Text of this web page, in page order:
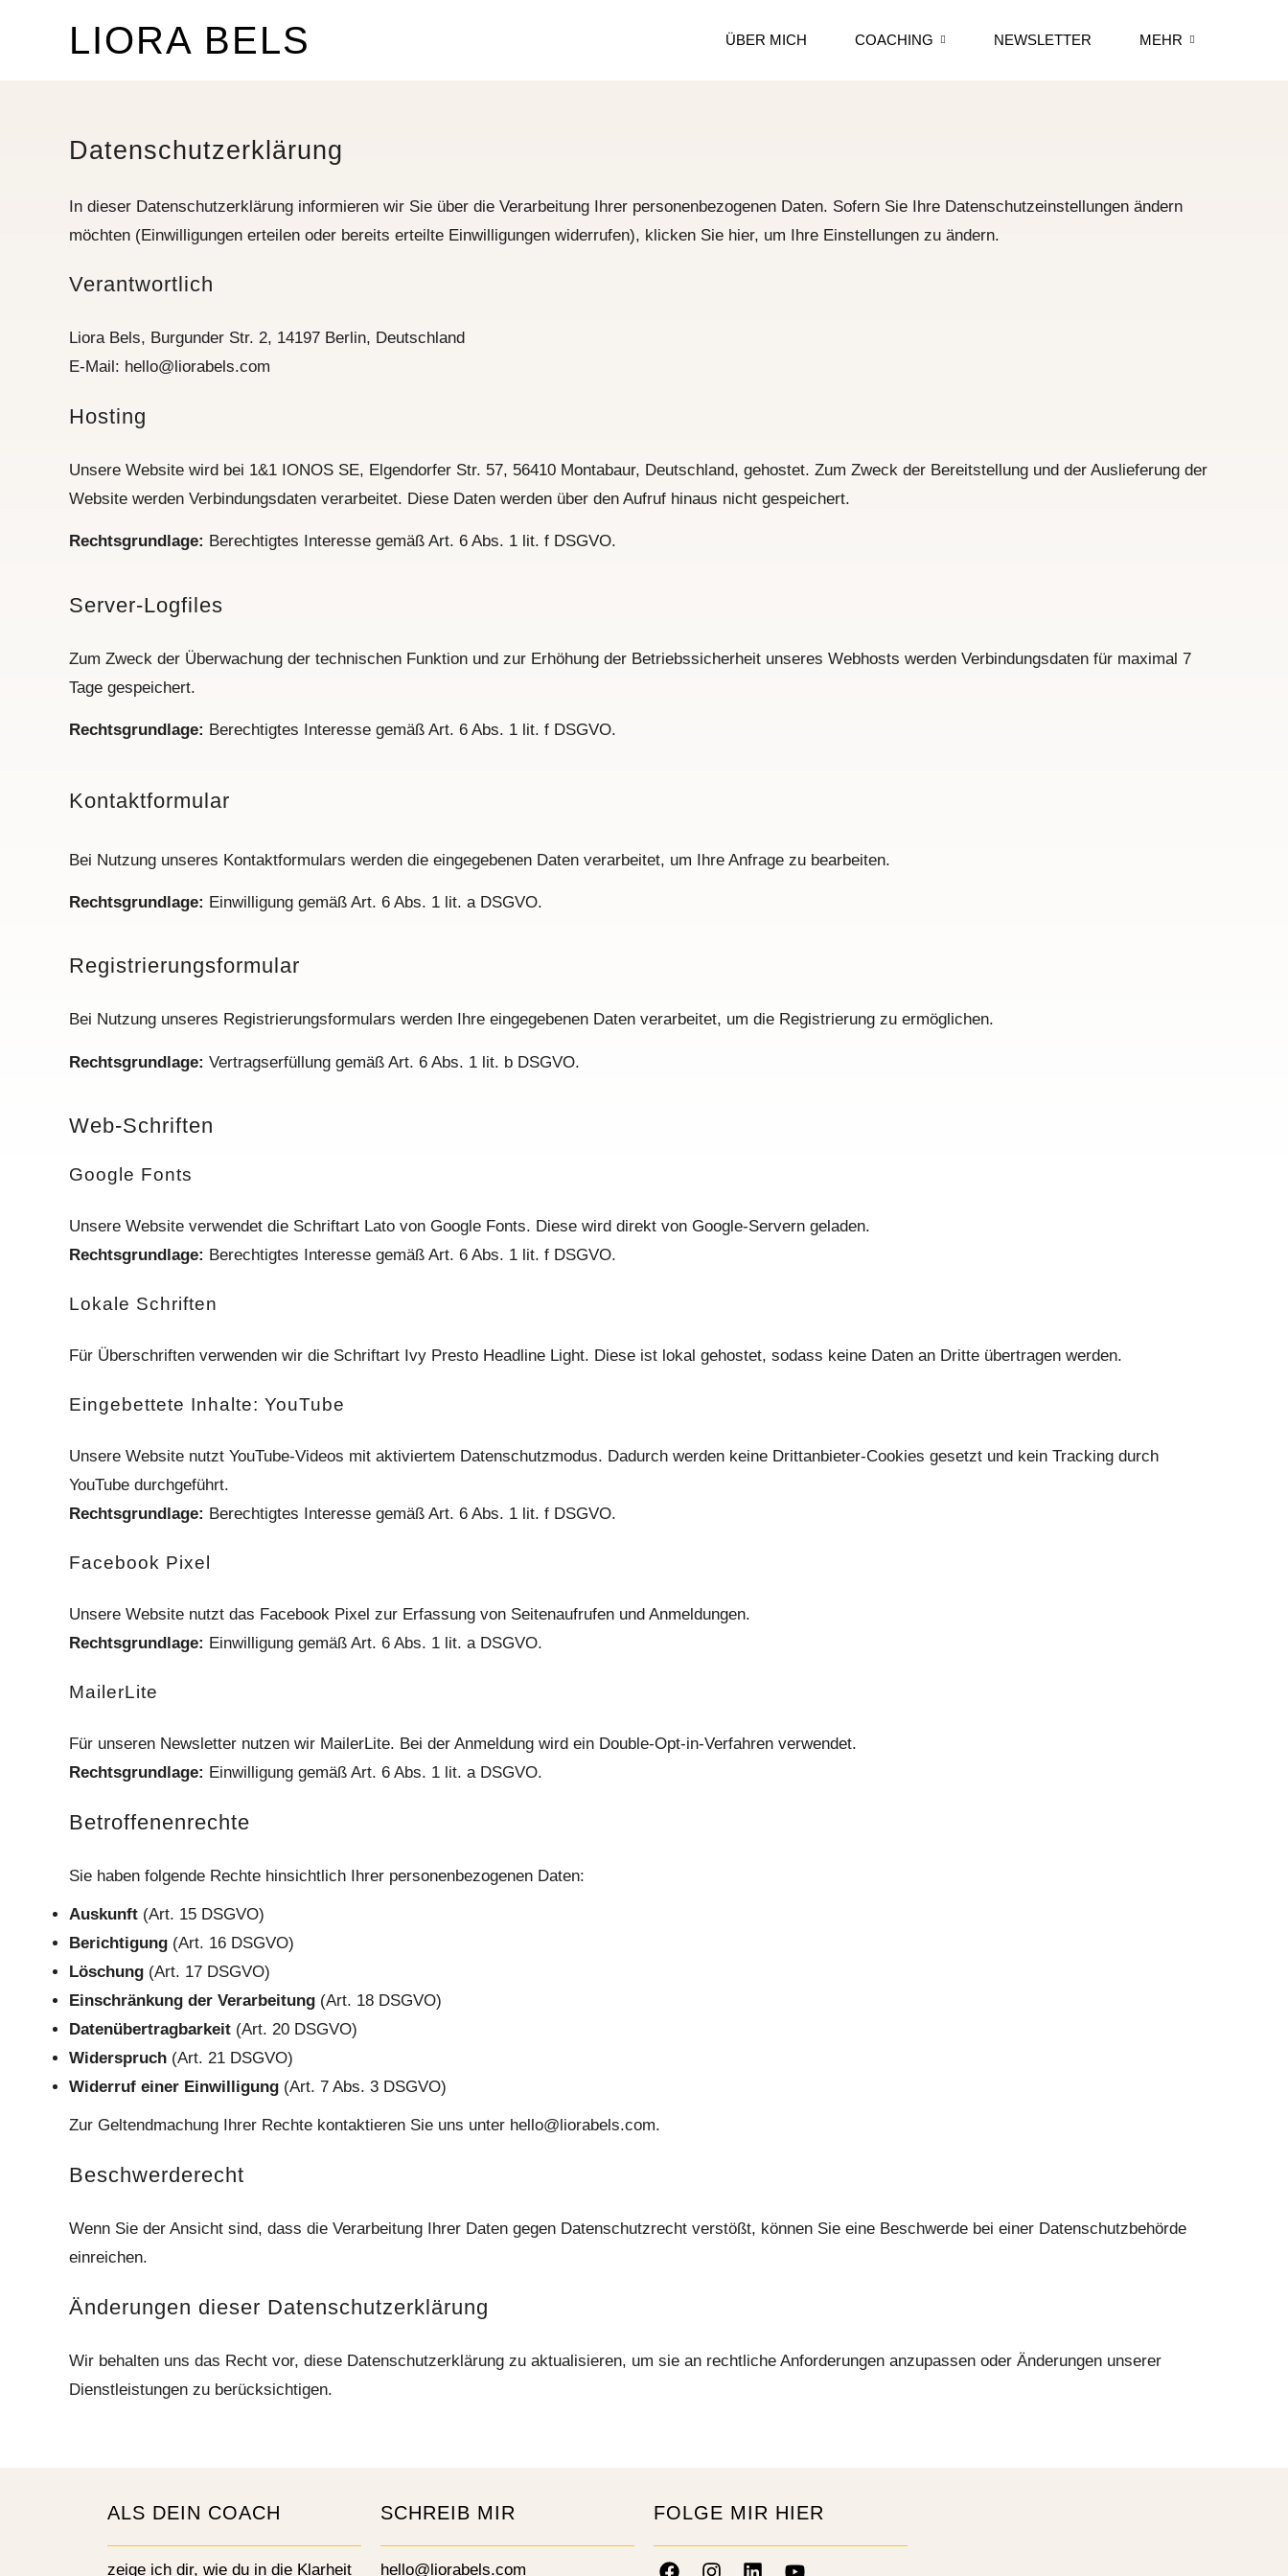
LIORA BELS ÜBER MICH COACHING NEWSLETTER MEHR
Datenschutzerklärung
In dieser Datenschutzerklärung informieren wir Sie über die Verarbeitung Ihrer personenbezogenen Daten. Sofern Sie Ihre Datenschutzeinstellungen ändern
möchten (Einwilligungen erteilen oder bereits erteilte Einwilligungen widerrufen), klicken Sie hier, um Ihre Einstellungen zu ändern.
Verantwortlich
Liora Bels, Burgunder Str. 2, 14197 Berlin, Deutschland
E-Mail: hello@liorabels.com
Hosting
Unsere Website wird bei 1&1 IONOS SE, Elgendorfer Str. 57, 56410 Montabaur, Deutschland, gehostet. Zum Zweck der Bereitstellung und der Auslieferung der
Website werden Verbindungsdaten verarbeitet. Diese Daten werden über den Aufruf hinaus nicht gespeichert.
Rechtsgrundlage: Berechtigtes Interesse gemäß Art. 6 Abs. 1 lit. f DSGVO.
Server-Logfiles
Zum Zweck der Überwachung der technischen Funktion und zur Erhöhung der Betriebssicherheit unseres Webhosts werden Verbindungsdaten für maximal 7
Tage gespeichert.
Rechtsgrundlage: Berechtigtes Interesse gemäß Art. 6 Abs. 1 lit. f DSGVO.
Kontaktformular
Bei Nutzung unseres Kontaktformulars werden die eingegebenen Daten verarbeitet, um Ihre Anfrage zu bearbeiten.
Rechtsgrundlage: Einwilligung gemäß Art. 6 Abs. 1 lit. a DSGVO.
Registrierungsformular
Bei Nutzung unseres Registrierungsformulars werden Ihre eingegebenen Daten verarbeitet, um die Registrierung zu ermöglichen.
Rechtsgrundlage: Vertragserfüllung gemäß Art. 6 Abs. 1 lit. b DSGVO.
Web-Schriften
Google Fonts
Unsere Website verwendet die Schriftart Lato von Google Fonts. Diese wird direkt von Google-Servern geladen.
Rechtsgrundlage: Berechtigtes Interesse gemäß Art. 6 Abs. 1 lit. f DSGVO.
Lokale Schriften
Für Überschriften verwenden wir die Schriftart Ivy Presto Headline Light. Diese ist lokal gehostet, sodass keine Daten an Dritte übertragen werden.
Eingebettete Inhalte: YouTube
Unsere Website nutzt YouTube-Videos mit aktiviertem Datenschutzmodus. Dadurch werden keine Drittanbieter-Cookies gesetzt und kein Tracking durch
YouTube durchgeführt.
Rechtsgrundlage: Berechtigtes Interesse gemäß Art. 6 Abs. 1 lit. f DSGVO.
Facebook Pixel
Unsere Website nutzt das Facebook Pixel zur Erfassung von Seitenaufrufen und Anmeldungen.
Rechtsgrundlage: Einwilligung gemäß Art. 6 Abs. 1 lit. a DSGVO.
MailerLite
Für unseren Newsletter nutzen wir MailerLite. Bei der Anmeldung wird ein Double-Opt-in-Verfahren verwendet.
Rechtsgrundlage: Einwilligung gemäß Art. 6 Abs. 1 lit. a DSGVO.
Betroffenenrechte
Sie haben folgende Rechte hinsichtlich Ihrer personenbezogenen Daten:
Auskunft (Art. 15 DSGVO)
Berichtigung (Art. 16 DSGVO)
Löschung (Art. 17 DSGVO)
Einschränkung der Verarbeitung (Art. 18 DSGVO)
Datenübertragbarkeit (Art. 20 DSGVO)
Widerspruch (Art. 21 DSGVO)
Widerruf einer Einwilligung (Art. 7 Abs. 3 DSGVO)
Zur Geltendmachung Ihrer Rechte kontaktieren Sie uns unter hello@liorabels.com.
Beschwerderecht
Wenn Sie der Ansicht sind, dass die Verarbeitung Ihrer Daten gegen Datenschutzrecht verstößt, können Sie eine Beschwerde bei einer Datenschutzbehörde
einreichen.
Änderungen dieser Datenschutzerklärung
Wir behalten uns das Recht vor, diese Datenschutzerklärung zu aktualisieren, um sie an rechtliche Anforderungen anzupassen oder Änderungen unserer
Dienstleistungen zu berücksichtigen.
ALS DEIN COACH
zeige ich dir, wie du in die Klarheit
SCHREIB MIR
hello@liorabels.com
FOLGE MIR HIER